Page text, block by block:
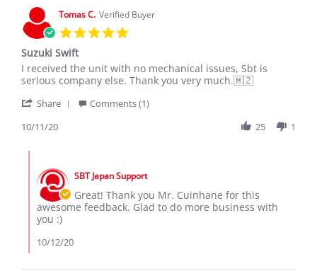
on
6
Dec
Tomas C. Verified Buyer
Suzuki Swift
Review
by
C.
11
2020
review
stating
Swift
I received the unit with no mechanical issues, Sbt is
serious company else. Thank you very much.🇲🇿
Share
on
Oct
2020
Comments (1)
10/11/20
25 1
Store
Owner
on
Review
by
Tomas
C.
SBT Japan Support
Great! Thank you Mr. Cuinhane for this
awesome feedback. Glad to do more business with
you :)
10/12/20